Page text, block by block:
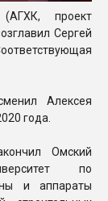
(АГХК, проект
Сергей
Алексея
года.
Омский
по
и аппараты